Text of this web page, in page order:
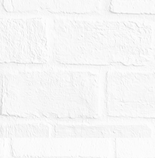
均不得以面積增減請求
告上，惟鑑於司法資源
伴隨社會經濟情事而
得上限制之情事，於綜
價金或聲請撤銷拍定。
如與本院公告欄張貼